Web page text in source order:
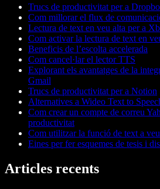
Trucs de productivitat per a
Com millorar el flux de
Lectura de text en veu alta per a
Com activar la lectura de text en
Beneficis de l’escolta accelerada
Com cancel·lar el lector TTS
Explorant els avantatges de la
Gmail
Trucs de productivitat per a Notion
Alternatives a Wideo Text to
Com crear un compte de correu
productivitat
Com utilitzar la funció de text a
Eines per fer esquemes de tesis i
Articles recents